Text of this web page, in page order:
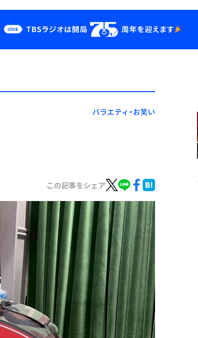
YouTube
会社情報
バラエティ・お笑い
この記事をシェア